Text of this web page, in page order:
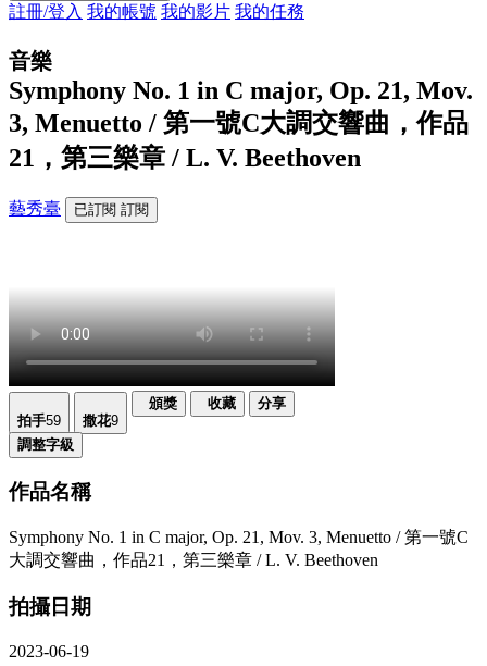
註冊/登入 我的帳號 我的影片 我的任務
音樂
Symphony No. 1 in C major, Op. 21, Mov.
3, Menuetto / 第一號C大調交響曲，作品
21，第三樂章 / L. V. Beethoven
藝秀臺 已訂閱 訂閱
拍手59 撒花9
頒獎 收藏 分享
調整字級
作品名稱
Symphony No. 1 in C major, Op. 21, Mov. 3, Menuetto / 第一號C
大調交響曲，作品21，第三樂章 / L. V. Beethoven
拍攝日期
2023-06-19